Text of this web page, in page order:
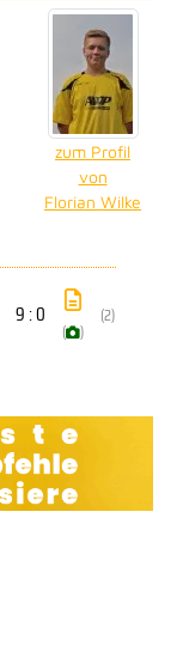
zum Profil
von
Florian Wilke
9 : 0
( )
(2)